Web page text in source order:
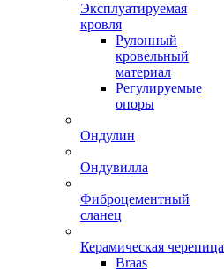
Эксплуатируемая
кровля
Рулонный
кровельный
материал
Регулируемые
опоры
Ондулин
Ондувилла
Фиброцементный
сланец
Керамическая черепица
Braas